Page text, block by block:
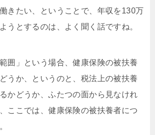
きたい、ということで、年収を130万
うとするのは、よく聞く話ですね。
囲」という場合、健康保険の被扶養
うか、というのと、税法上の被扶養
かどうか、ふたつの面から見なけれ
ここでは、健康保険の被扶養者につ